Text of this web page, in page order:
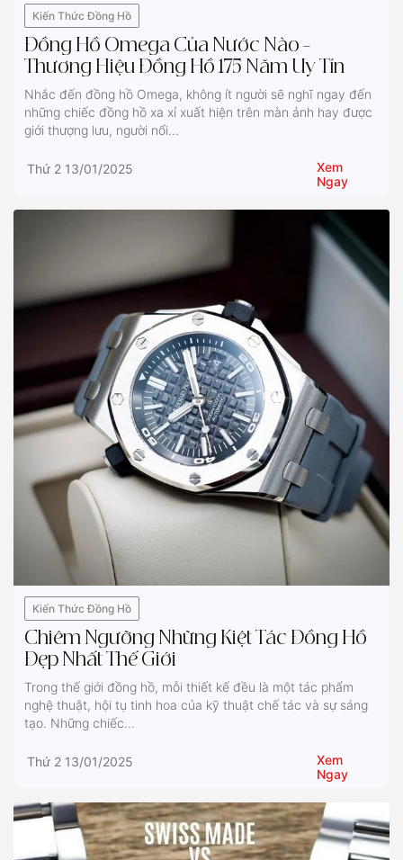
Kiến Thức Đồng Hồ
Đồng Hồ Omega Của Nước Nào –
Thương Hiệu Đồng Hồ 175 Năm Uy Tín
Nhắc đến đồng hồ Omega, không ít người sẽ nghĩ ngay đến
những chiếc đồng hồ xa xỉ xuất hiện trên màn ảnh hay được
giới thượng lưu, người nổi...
Thứ 2 13/01/2025
Xem
Ngay
Kiến Thức Đồng Hồ
Chiêm Ngưỡng Những Kiệt Tác Đồng Hồ
Đẹp Nhất Thế Giới
Trong thế giới đồng hồ, mỗi thiết kế đều là một tác phẩm
nghệ thuật, hội tụ tinh hoa của kỹ thuật chế tác và sự sáng
tạo. Những chiếc...
Thứ 2 13/01/2025
Xem
Ngay